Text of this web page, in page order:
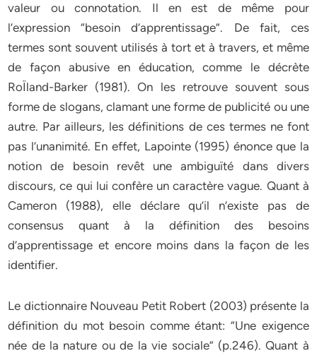
valeur ou connotation. Il en est de même pour
l’expression “besoin d’apprentissage”. De fait, ces
termes sont souvent utilisés à tort et à travers, et même
de façon abusive en éducation, comme le décrète
RoÏland-Barker (1981). On les retrouve souvent sous
forme de slogans, clamant une forme de publicité ou une
autre. Par ailleurs, les définitions de ces termes ne font
pas l’unanimité. En effet, Lapointe (1995) énonce que la
notion de besoin revêt une ambiguïté dans divers
discours, ce qui lui confère un caractère vague. Quant à
Cameron (1988), elle déclare qu’il n’existe pas de
consensus quant à la définition des besoins
d’apprentissage et encore moins dans la façon de les
identifier.
Le dictionnaire Nouveau Petit Robert (2003) présente la
définition du mot besoin comme étant: “Une exigence
née de la nature ou de la vie sociale” (p.246). Quant à